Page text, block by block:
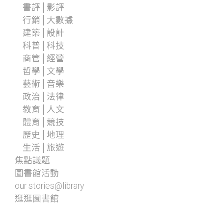
書評│影評
行銷│大數據
建築│設計
科普│科技
商管│經營
哲學│文學
藝術│音樂
政治│法律
教育│人文
體育│競技
歷史│地理
生活│旅遊
焦點議題
圖書館活動
our stories@library
逛逛圖書館